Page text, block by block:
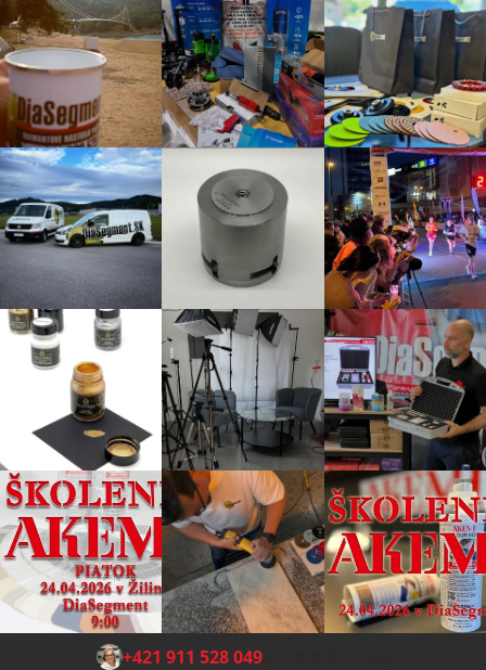
Z +421 911 528 049(Po-Pá 8:00-15:00)